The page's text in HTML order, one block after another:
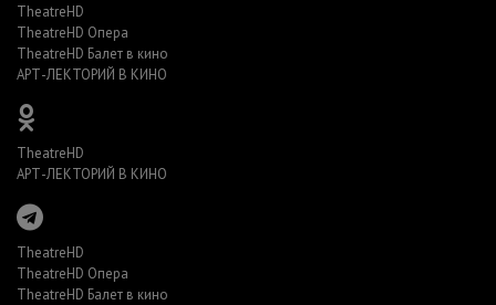
TheatreHD
TheatreHD Опера
TheatreHD Балет в кино
АРТ-ЛЕКТОРИЙ В КИНО
TheatreHD
АРТ-ЛЕКТОРИЙ В КИНО
TheatreHD
TheatreHD Опера
TheatreHD Балет в кино